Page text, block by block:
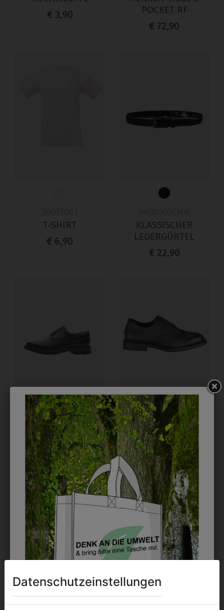
€ 3,90
POCKET RF
€ 72,90
T-SHIRT
€ 6,90
KLASSISCHER
LEDERGÜRTEL
€ 22,90
3113870101
HERRENSCHUH
ALESSIO
€ 99,90
320321
HERRENSCHUH
CAMBRIDGE
€ 79,90
Datenschutzeinstellungen